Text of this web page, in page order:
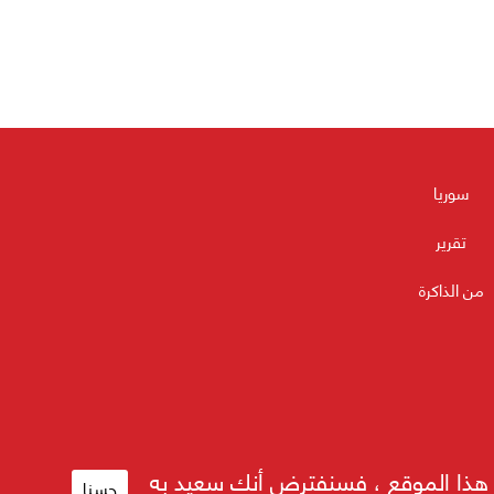
سوريا
تقرير
من الذاكرة
هذا الموقع ، فسنفترض أنك سعيد به حسنا